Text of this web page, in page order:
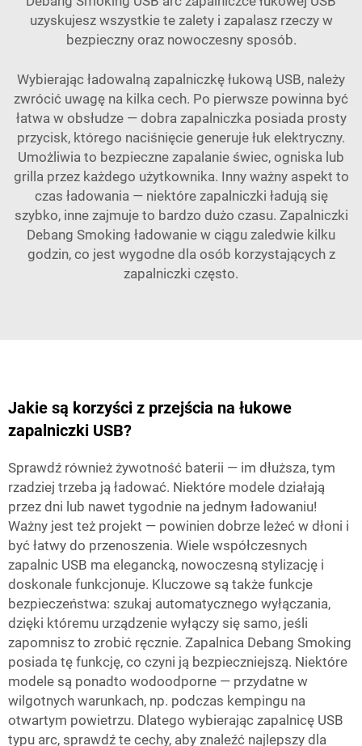
uzyskujesz wszystkie te zalety i zapalasz rzeczy w
bezpieczny oraz nowoczesny sposób.
Wybierając ładowalną zapalniczkę łukową USB, należy
zwrócić uwagę na kilka cech. Po pierwsze powinna być
łatwa w obsłudze — dobra zapalniczka posiada prosty
przycisk, którego naciśnięcie generuje łuk elektryczny.
Umożliwia to bezpieczne zapalanie świec, ogniska lub
grilla przez każdego użytkownika. Inny ważny aspekt to
czas ładowania — niektóre zapalniczki ładują się
szybko, inne zajmuje to bardzo dużo czasu. Zapalniczki
Debang Smoking ładowanie w ciągu zaledwie kilku
godzin, co jest wygodne dla osób korzystających z
zapalniczki często.
Jakie są korzyści z przejścia na łukowe
zapalniczki USB?
Sprawdź również żywotność baterii — im dłuższa, tym
rzadziej trzeba ją ładować. Niektóre modele działają
przez dni lub nawet tygodnie na jednym ładowaniu!
Ważny jest też projekt — powinien dobrze leżeć w dłoni i
być łatwy do przenoszenia. Wiele współczesnych
zapalnic USB ma elegancką, nowoczesną stylizację i
doskonale funkcjonuje. Kluczowe są także funkcje
bezpieczeństwa: szukaj automatycznego wyłączania,
dzięki któremu urządzenie wyłączy się samo, jeśli
zapomnisz to zrobić ręcznie. Zapalnica Debang Smoking
posiada tę funkcję, co czyni ją bezpieczniejszą. Niektóre
modele są ponadto wodoodporne — przydatne w
wilgotnych warunkach, np. podczas kempingu na
otwartym powietrzu. Dlatego wybierając zapalnicę USB
typu arc, sprawdź te cechy, aby znaleźć najlepszy dla